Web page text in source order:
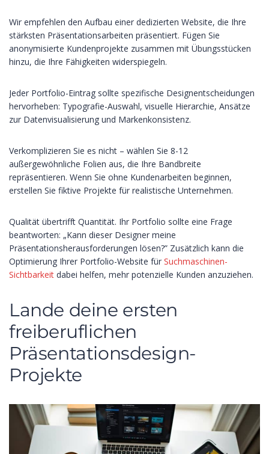
Wir empfehlen den Aufbau einer dedizierten Website, die Ihre
stärksten Präsentationsarbeiten präsentiert. Fügen Sie
anonymisierte Kundenprojekte zusammen mit Übungsstücken
hinzu, die Ihre Fähigkeiten widerspiegeln.
Jeder Portfolio-Eintrag sollte spezifische Designentscheidungen
hervorheben: Typografie-Auswahl, visuelle Hierarchie, Ansätze
zur Datenvisualisierung und Markenkonsistenz.
Verkomplizieren Sie es nicht – wählen Sie 8-12
außergewöhnliche Folien aus, die Ihre Bandbreite
repräsentieren. Wenn Sie ohne Kundenarbeiten beginnen,
erstellen Sie fiktive Projekte für realistische Unternehmen.
Qualität übertrifft Quantität. Ihr Portfolio sollte eine Frage
beantworten: „Kann dieser Designer meine
Präsentationsherausforderungen lösen?” Zusätzlich kann die
Optimierung Ihrer Portfolio-Website für Suchmaschinen-
Sichtbarkeit dabei helfen, mehr potenzielle Kunden anzuziehen.
Lande deine ersten
freiberuflichen
Präsentationsdesign-
Projekte